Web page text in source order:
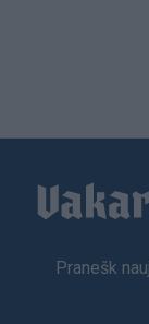
Footer
Pranešk